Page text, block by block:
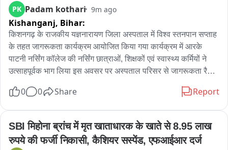
PK Padam kothari 9m ago
Kishanganj, Bihar:
किशनगढ़ के राजकीय यज्ञनारायण जिला अस्पताल में विश्व स्तनपान सप्ताह
के तहत जागरूकता कार्यक्रम आयोजित किया गया कार्यक्रम में आरके
पाटनी नर्सिंग कॉलेज की नर्सिंग छात्राओं, शिक्षकों एवं स्वास्थ्य कर्मियों ने
उत्साहपूर्वक भाग लिया इस अवसर पर अस्पताल परिसर से जागरूकता रैली
स्तनपान के महत्व के प्रति आमजन को जागरूक किया
रैली के दौरान “मां का दूध अमृत समान” और “स्वस्थ मां-स्वस्थ शिशु” जैसे
नारों के माध्यम से लोगों को संदेश दिया गया कि जन्म के तुरंत बाद शिशु को मां
का पहला दूध अवश्य पिलाना चाहिए विशेषज्ञों ने बताया कि मां का दूध नवजात
0 0 Share Report
SBI मिहोना ब्रांच में मृत खाताधारक के खाते से 8.95 लाख
रुपये की फर्जी निकासी, कैशियर सस्पेंड, एफआईआर दर्ज